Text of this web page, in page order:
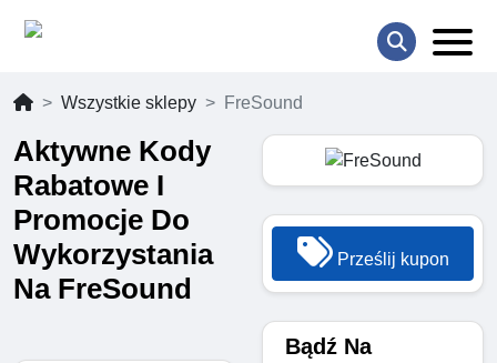
Wszystkie sklepy FreSound
Aktywne Kody
Rabatowe I
Promocje Do
Wykorzystania
Na FreSound
Prześlij kupon
Bądź Na